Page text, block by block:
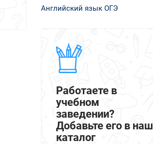
Английский язык ОГЭ
Работаете в
учебном
заведении?
Добавьте его в наш
каталог